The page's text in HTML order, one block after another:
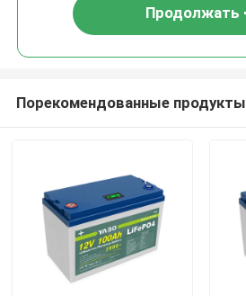
Домой
Продолжать
Порекомендованные продукты